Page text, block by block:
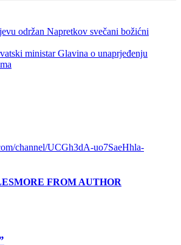
održan Napretkov svečani božićni
ministar Glavina o unaprjeđenju
channel/UCGh3dA-uo7SaeHhla-
MORE FROM AUTHOR